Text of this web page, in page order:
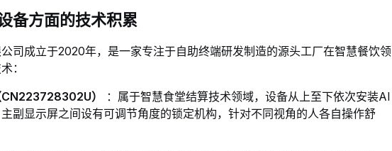
备方面的技术积累
司成立于2020年，是一家专注于自助终端研发制造的源头工厂在智慧餐饮领
：
）
：属于智慧食堂结算技术领域，设备从上至下依次安装AI
副显示屏之间设有可调节角度的锁定机构，针对不同视角的人各自操作舒